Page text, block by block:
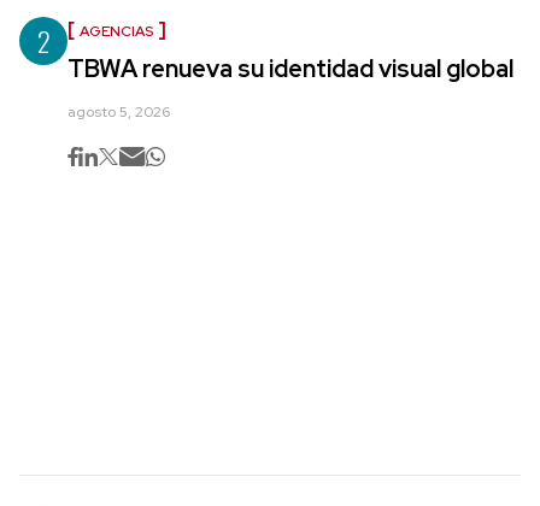
2 AGENCIAS
TBWA renueva su identidad visual global
agosto 5, 2026